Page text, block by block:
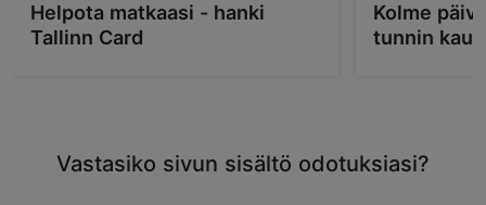
Helpota matkaasi - hanki
Tallinn Card
Kolme
tunnin
Vastasiko sivun sisältö odotuksiasi?